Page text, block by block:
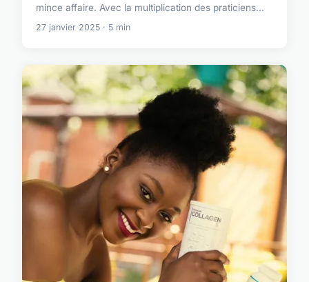
mince affaire. Avec la multiplication des praticiens...
27 janvier 2025 · 5 min